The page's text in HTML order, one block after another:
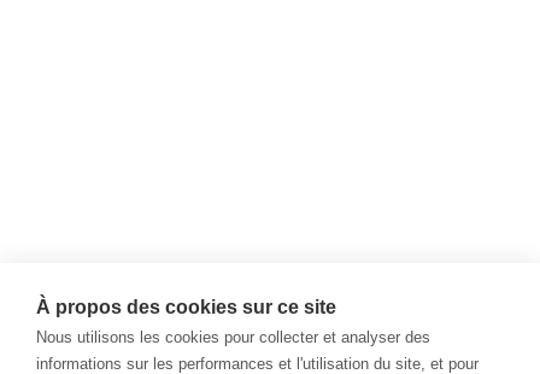
À propos des cookies sur ce site
Nous utilisons les cookies pour collecter et analyser des
informations sur les performances et l'utilisation du site, et pour